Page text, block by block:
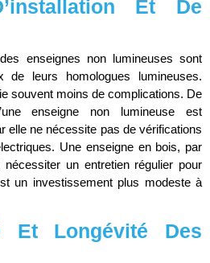
Et De
des enseignes non lumineuses sont
de leurs homologues lumineuses.
souvent moins de complications. De
enseigne non lumineuse est
elle ne nécessite pas de vérifications
Une enseigne en bois, par
un entretien régulier pour
un investissement plus modeste à
Et Longévité Des